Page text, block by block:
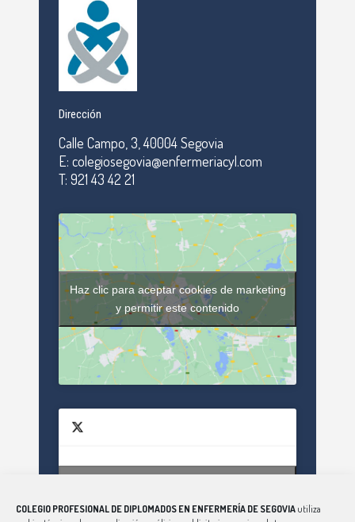
COLEGIO PROFESIONAL DE DIPLOMADOS EN ENFERMERÍA DE SEGOVIA utiliza
Dirección
Calle Campo, 3, 40004 Segovia
E: colegiosegovia@enfermeriacyl.com
T: 921 43 42 21
Haz clic para aceptar cookies de marketing
y permitir este contenido
y permitir este contenido